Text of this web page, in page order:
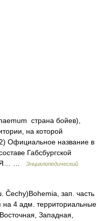
страна бойев),
на которой
Официальное название в
Габсбургской
…
Энциклопедический
зап. часть
на 4 адм. территориальные
Западная,